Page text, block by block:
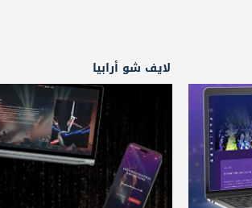
لايف شو أرابيا